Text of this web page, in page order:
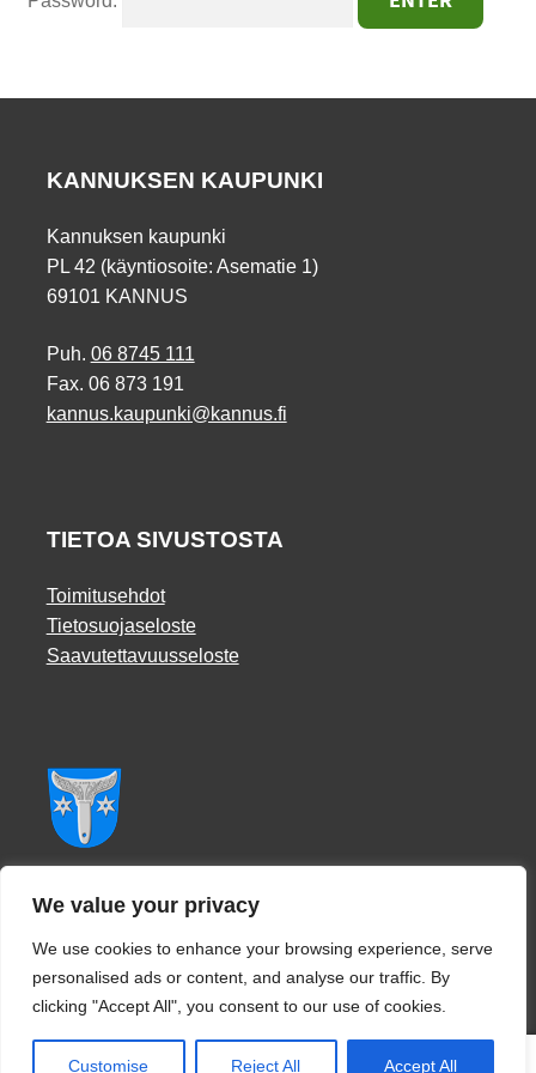
We value your privacy
We use cookies to enhance your browsing experience, serve
personalised ads or content, and analyse our traffic. By
clicking "Accept All", you consent to our use of cookies.
Customise Reject All Accept All
KANNUKSEN KAUPUNKI
Kannuksen kaupunki
PL 42 (käyntiosoite: Asematie 1)
69101 KANNUS
Puh. 06 8745 111
Fax. 06 873 191
kannus.kaupunki@kannus.fi
TIETOA SIVUSTOSTA
Toimitusehdot
Tietosuojaseloste
Saavutettavuusseloste